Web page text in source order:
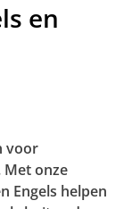
en
voor
Met onze
Engels helpen